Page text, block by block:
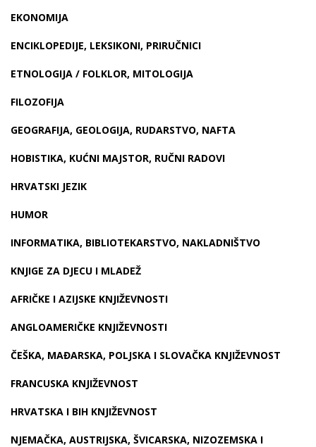
EKONOMIJA
ENCIKLOPEDIJE, LEKSIKONI, PRIRUČNICI
ETNOLOGIJA / FOLKLOR, MITOLOGIJA
FILOZOFIJA
GEOGRAFIJA, GEOLOGIJA, RUDARSTVO, NAFTA
HOBISTIKA, KUĆNI MAJSTOR, RUČNI RADOVI
HRVATSKI JEZIK
HUMOR
INFORMATIKA, BIBLIOTEKARSTVO, NAKLADNIŠTVO
KNJIGE ZA DJECU I MLADEŽ
AFRIČKE I AZIJSKE KNJIŽEVNOSTI
ANGLOAMERIČKE KNJIŽEVNOSTI
ČEŠKA, MAĐARSKA, POLJSKA I SLOVAČKA KNJIŽEVNOST
FRANCUSKA KNJIŽEVNOST
HRVATSKA I BIH KNJIŽEVNOST
NJEMAČKA, AUSTRIJSKA, ŠVICARSKA, NIZOZEMSKA I